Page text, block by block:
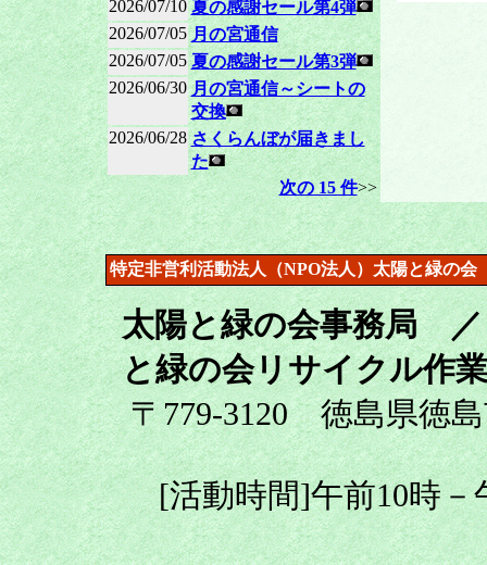
2026/07/10 夏の感謝セール第4弾
2026/07/05 月の宮通信
2026/07/05 夏の感謝セール第3弾
2026/06/30 月の宮通信～シートの
交換
2026/06/28 さくらんぼが届きまし
た
次の 15 件>>
特定非営利活動法人（NPO法人）太陽と緑の会
太陽と緑の会事務局
と緑の会リサイクル作
〒779-3120 徳島県徳
[活動時間]午前10時